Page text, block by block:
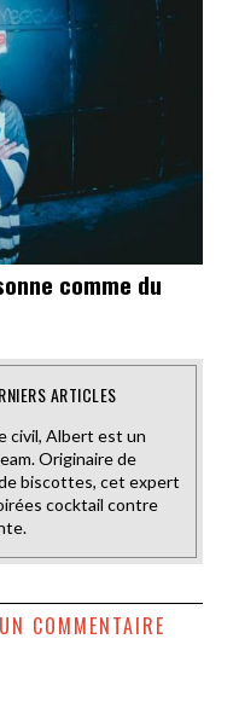
comme du
ARTICLES
civil, Albert est un
Originaire de
biscottes, cet expert
cocktail contre
COMMENTAIRE